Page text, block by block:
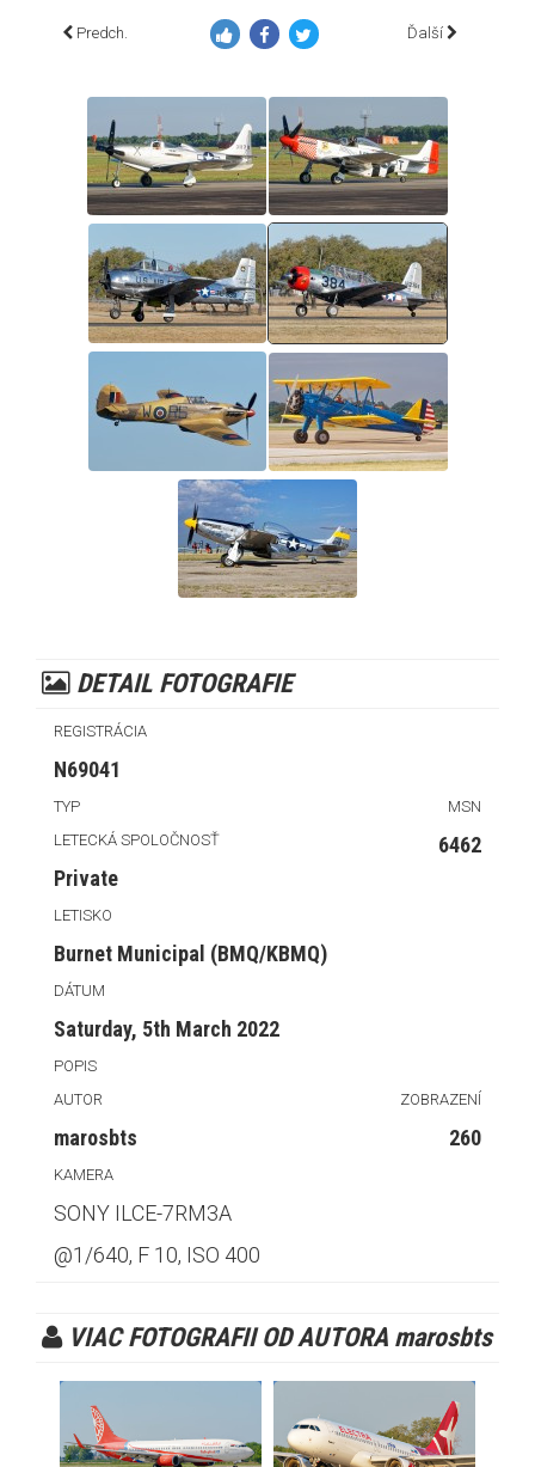
Predch. Ďalší
DETAIL FOTOGRAFIE
REGISTRÁCIA
N69041
TYP MSN
6462
LETECKÁ SPOLOČNOSŤ
Private
LETISKO
Burnet Municipal (BMQ/KBMQ)
DÁTUM
Saturday, 5th March 2022
POPIS
AUTOR
ZOBRAZENÍ
marosbts 260
KAMERA
SONY ILCE-7RM3A
@1/640, F 10, ISO 400
VIAC FOTOGRAFII OD AUTORA marosbts